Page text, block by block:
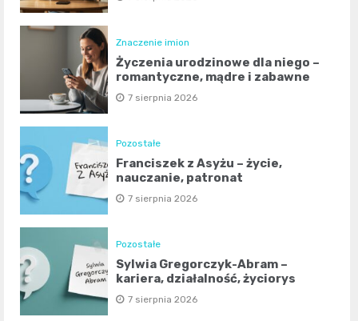
Znaczenie imion
Życzenia urodzinowe dla niego –
romantyczne, mądre i zabawne
7 sierpnia 2026
Pozostałe
Franciszek z Asyżu – życie,
nauczanie, patronat
7 sierpnia 2026
Pozostałe
Sylwia Gregorczyk-Abram –
kariera, działalność, życiorys
7 sierpnia 2026